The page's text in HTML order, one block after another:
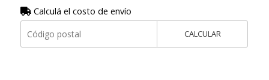
Calculá el costo de envío
CALCULAR